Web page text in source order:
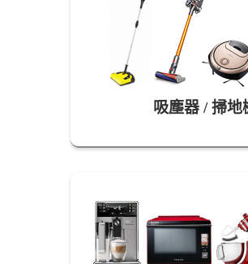
吸塵器 / 掃地